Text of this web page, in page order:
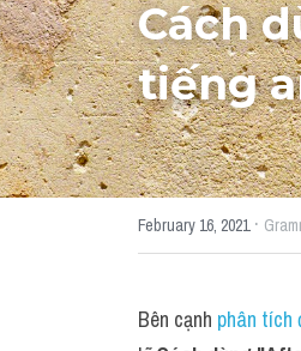
Cách
tiếng
February 16, 2021·
Bên cạnh phân tích